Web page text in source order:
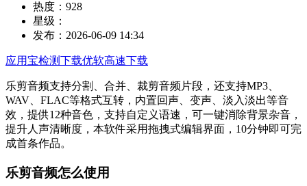
热度： 928
星级：
发布： 2026-06-09 14:34
应用宝检测下载优软高速下载
乐剪音频支持分割、合并、裁剪音频片段，还支持MP3、
WAV、FLAC等格式互转，内置回声、变声、淡入淡出等音
效，提供12种音色，支持自定义语速，可一键消除背景杂音，
提升人声清晰度，本软件采用拖拽式编辑界面，10分钟即可完
成首条作品。
乐剪音频怎么使用